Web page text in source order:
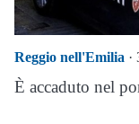
Reggio nell'Emilia ·
È accaduto nel